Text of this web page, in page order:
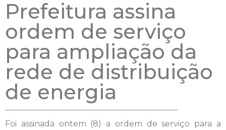
Prefeitura assina
ordem de serviço
para ampliação da
rede de distribuição
de energia
Foi assinada ontem (8) a ordem de serviço para a